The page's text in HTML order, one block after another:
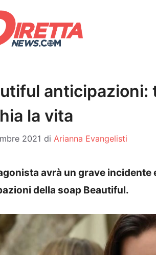
la vita
2021 di Arianna Evangelisti
avrà un grave incidente
della soap Beautiful.